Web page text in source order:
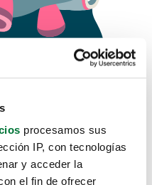
procesamos sus
IP, con tecnologías
y acceder la
el fin de ofrecer
como